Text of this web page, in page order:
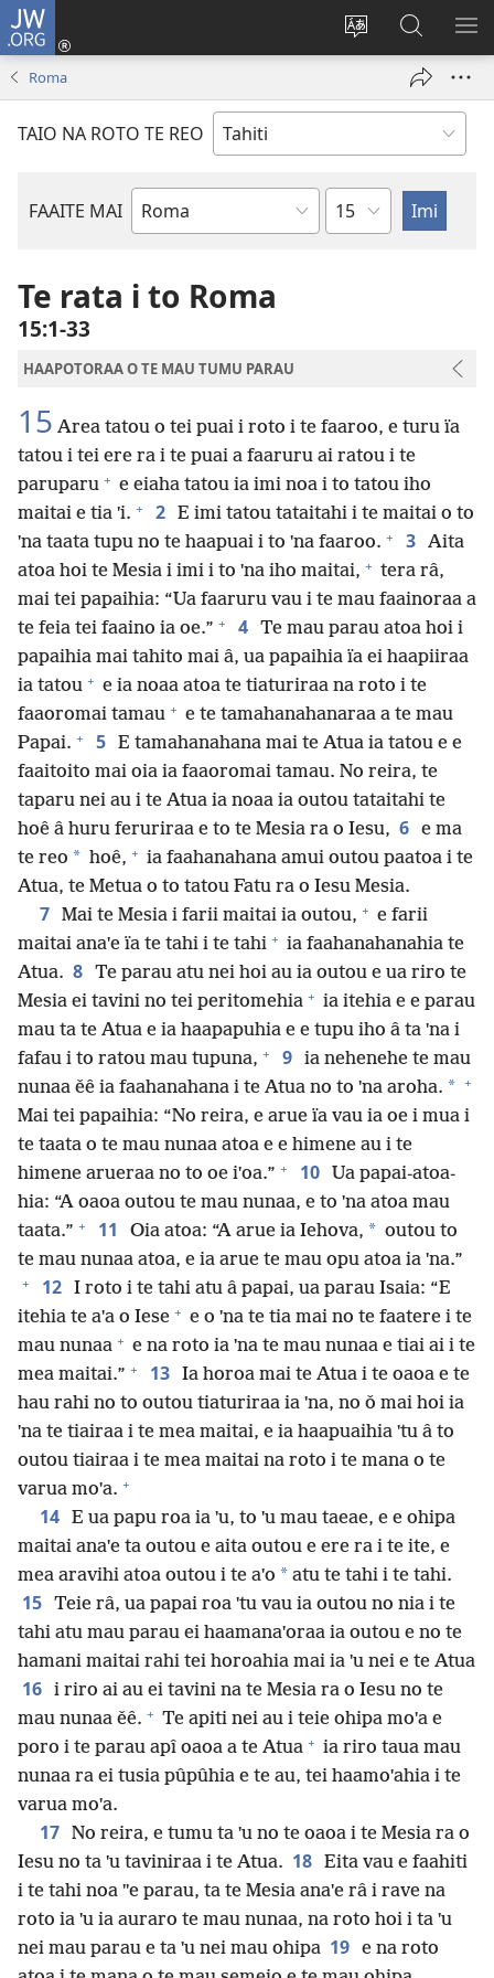
JW.ORG
Taui
reo
Nati
(opens
Maimiraa
nia
JW.ORG
Roma
TAIO NA ROTO TE REO
FAAITE MAI
Buka
te
Bibilia
Pene
Te rata i to Roma
15:1-33
HAAPOTORAA O TE MAU TUMU PARAU
15 Area tatou o tei puai i roto i te faaroo, e turu ïa
tatou i tei ere ra i te puai a faaruru ai ratou i te
paruparu + e eiaha tatou ia imi noa i to tatou iho
maitai e tia ˈi. + 2 E imi tatou tataitahi i te maitai o to
ˈna taata tupu no te haapuai i to ˈna faaroo. + 3 Aita
atoa hoi te Mesia i imi i to ˈna iho maitai, + tera râ,
mai tei papaihia: “Ua faaruru vau i te mau faainoraa a
te feia tei faaino ia oe.” + 4 Te mau parau atoa hoi i
papaihia mai tahito mai â, ua papaihia ïa ei haapiiraa
ia tatou + e ia noaa atoa te tiaturiraa na roto i te
faaoromai tamau + e te tamahanahanaraa a te mau
Papai. + 5 E tamahanahana mai te Atua ia tatou e e
faaitoito mai oia ia faaoromai tamau. No reira, te
taparu nei au i te Atua ia noaa ia outou tataitahi te
hoê â huru feruriraa e to te Mesia ra o Iesu, 6 e ma
te reo * hoê, + ia faahanahana amui outou paatoa i te
Atua, te Metua o to tatou Fatu ra o Iesu Mesia.
7 Mai te Mesia i farii maitai ia outou, + e farii
maitai anaˈe ïa te tahi i te tahi + ia faahanahanahia te
Atua. 8 Te parau atu nei hoi au ia outou e ua riro te
Mesia ei tavini no tei peritomehia + ia itehia e e parau
mau ta te Atua e ia haapapuhia e e tupu iho â ta ˈna i
fafau i to ratou mau tupuna, + 9 ia nehenehe te mau
nunaa ěê ia faahanahana i te Atua no to ˈna aroha. * +
Mai tei papaihia: “No reira, e arue ïa vau ia oe i mua i
te taata o te mau nunaa atoa e e himene au i te
himene arueraa no to oe iˈoa.” + 10
Ua papai-atoa-
hia: “A oaoa outou te mau nunaa, e to ˈna atoa mau
taata.” + 11 Oia atoa: “A arue ia Iehova, * outou to
te mau nunaa atoa, e ia arue te mau opu atoa ia ˈna.”
+ 12 I roto i te tahi atu â papai, ua parau Isaia: “E
itehia te aˈa o Iese + e o ˈna te tia mai no te faatere i te
mau nunaa + e na roto ia ˈna te mau nunaa e tiai ai i te
mea maitai.” + 13 Ia horoa mai te Atua i te oaoa e te
hau rahi no to outou tiaturiraa ia ˈna, no ǒ mai hoi ia
ˈna te tiairaa i te mea maitai, e ia haapuaihia ˈtu â to
outou tiairaa i te mea maitai na roto i te mana o te
varua moˈa. +
14 E ua papu roa ia ˈu, to ˈu mau taeae, e e ohipa
maitai anaˈe ta outou e aita outou e ere ra i te ite, e
mea aravihi atoa outou i te aˈo * atu te tahi i te tahi.
15 Teie râ, ua papai roa ˈtu vau ia outou no nia i te
tahi atu mau parau ei haamanaˈoraa ia outou e no te
hamani maitai rahi tei horoahia mai ia ˈu nei e te Atua
16 i riro ai au ei tavini na te Mesia ra o Iesu no te
mau nunaa ěê. + Te apiti nei au i teie ohipa moˈa e
poro i te parau apî oaoa a te Atua + ia riro taua mau
nunaa ra ei tusia pûpûhia e te au, tei haamoˈahia i te
varua moˈa.
17 No reira, e tumu ta ˈu no te oaoa i te Mesia ra o
Iesu no ta ˈu taviniraa i te Atua. 18 Eita vau e faahiti
i te tahi noa ˈˈe parau, ta te Mesia anaˈe râ i rave na
roto ia ˈu ia auraro te mau nunaa, na roto hoi i ta ˈu
nei mau parau e ta ˈu nei mau ohipa 19 e na roto